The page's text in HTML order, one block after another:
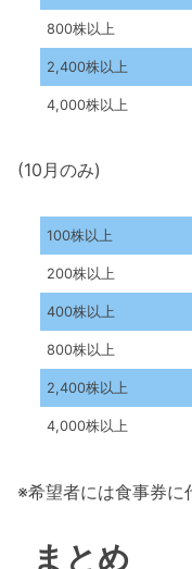
800株以上
2,400株以上
4,000株以上
(10月のみ)
100株以上
200株以上
400株以上
800株以上
2,400株以上
4,000株以上
※希望者には食事券に
まとめ